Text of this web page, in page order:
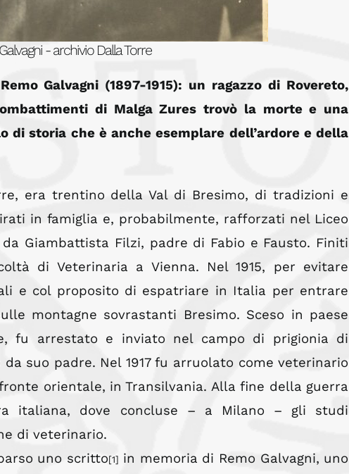
- archivio Dalla Torre
Galvagni (1897-1915): un ragazzo di Rovereto,
di Malga Zures trovò la morte e una
di storia che è anche esemplare dell’ardore e della
era trentino della Val di Bresimo, di tradizioni e
in famiglia e, probabilmente, rafforzati nel Liceo
Giambattista Filzi, padre di Fabio e Fausto. Finiti
di Veterinaria a Vienna. Nel 1915, per evitare
e col proposito di espatriare in Italia per entrare
montagne sovrastanti Bresimo. Sceso in paese
fu arrestato e inviato nel campo di prigionia di
suo padre. Nel 1917 fu arruolato come veterinario
orientale, in Transilvania. Alla fine della guerra
italiana, dove concluse – a Milano – gli studi
di veterinario.
uno scritto[1] in memoria di Remo Galvagni, uno